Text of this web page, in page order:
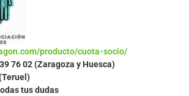
producto/cuota-socio/
76 02 (Zaragoza y Huesca)
tus dudas